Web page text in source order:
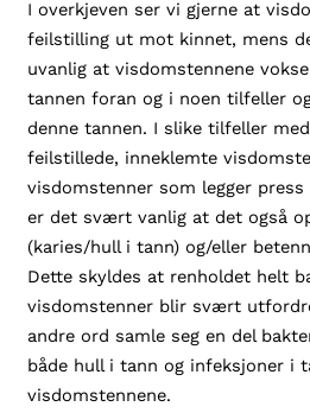
I overkjeven ser vi gjerne at
feilstilling ut mot kinnet, mens
uvanlig at visdomstennene
tannen foran og i noen tilfeller
denne tannen. I slike tilfeller
feilstillede, inneklemte
visdomstenner som legger press
er det svært vanlig at det også
(karies/hull i tann) og/eller
Dette skyldes at renholdet helt
visdomstenner blir svært
andre ord samle seg en del
både hull i tann og infeksjoner i
visdomstennene.